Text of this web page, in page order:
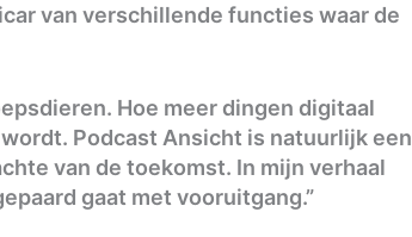
van verschillende functies waar de
Hoe meer dingen digitaal
Podcast Ansicht is natuurlijk een
van de toekomst. In mijn verhaal
gaat met vooruitgang.”